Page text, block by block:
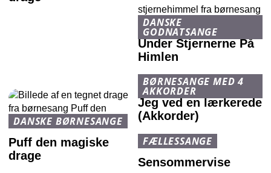
DANSKE
GODNATSANGE
Under Stjernerne På
Himlen
DANSKE BØRNESANGE
Puff den magiske
drage
BØRNESANGE MED 4
AKKORDER
Jeg ved en lærkerede
(Akkorder)
FÆLLESSANGE
Sensommervise